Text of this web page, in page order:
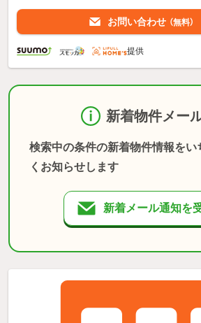
お問い合わせ （無料）
提供
新着物件メー
検索中の条件の新着物件情報をい
くお知らせします
新着メール通知を